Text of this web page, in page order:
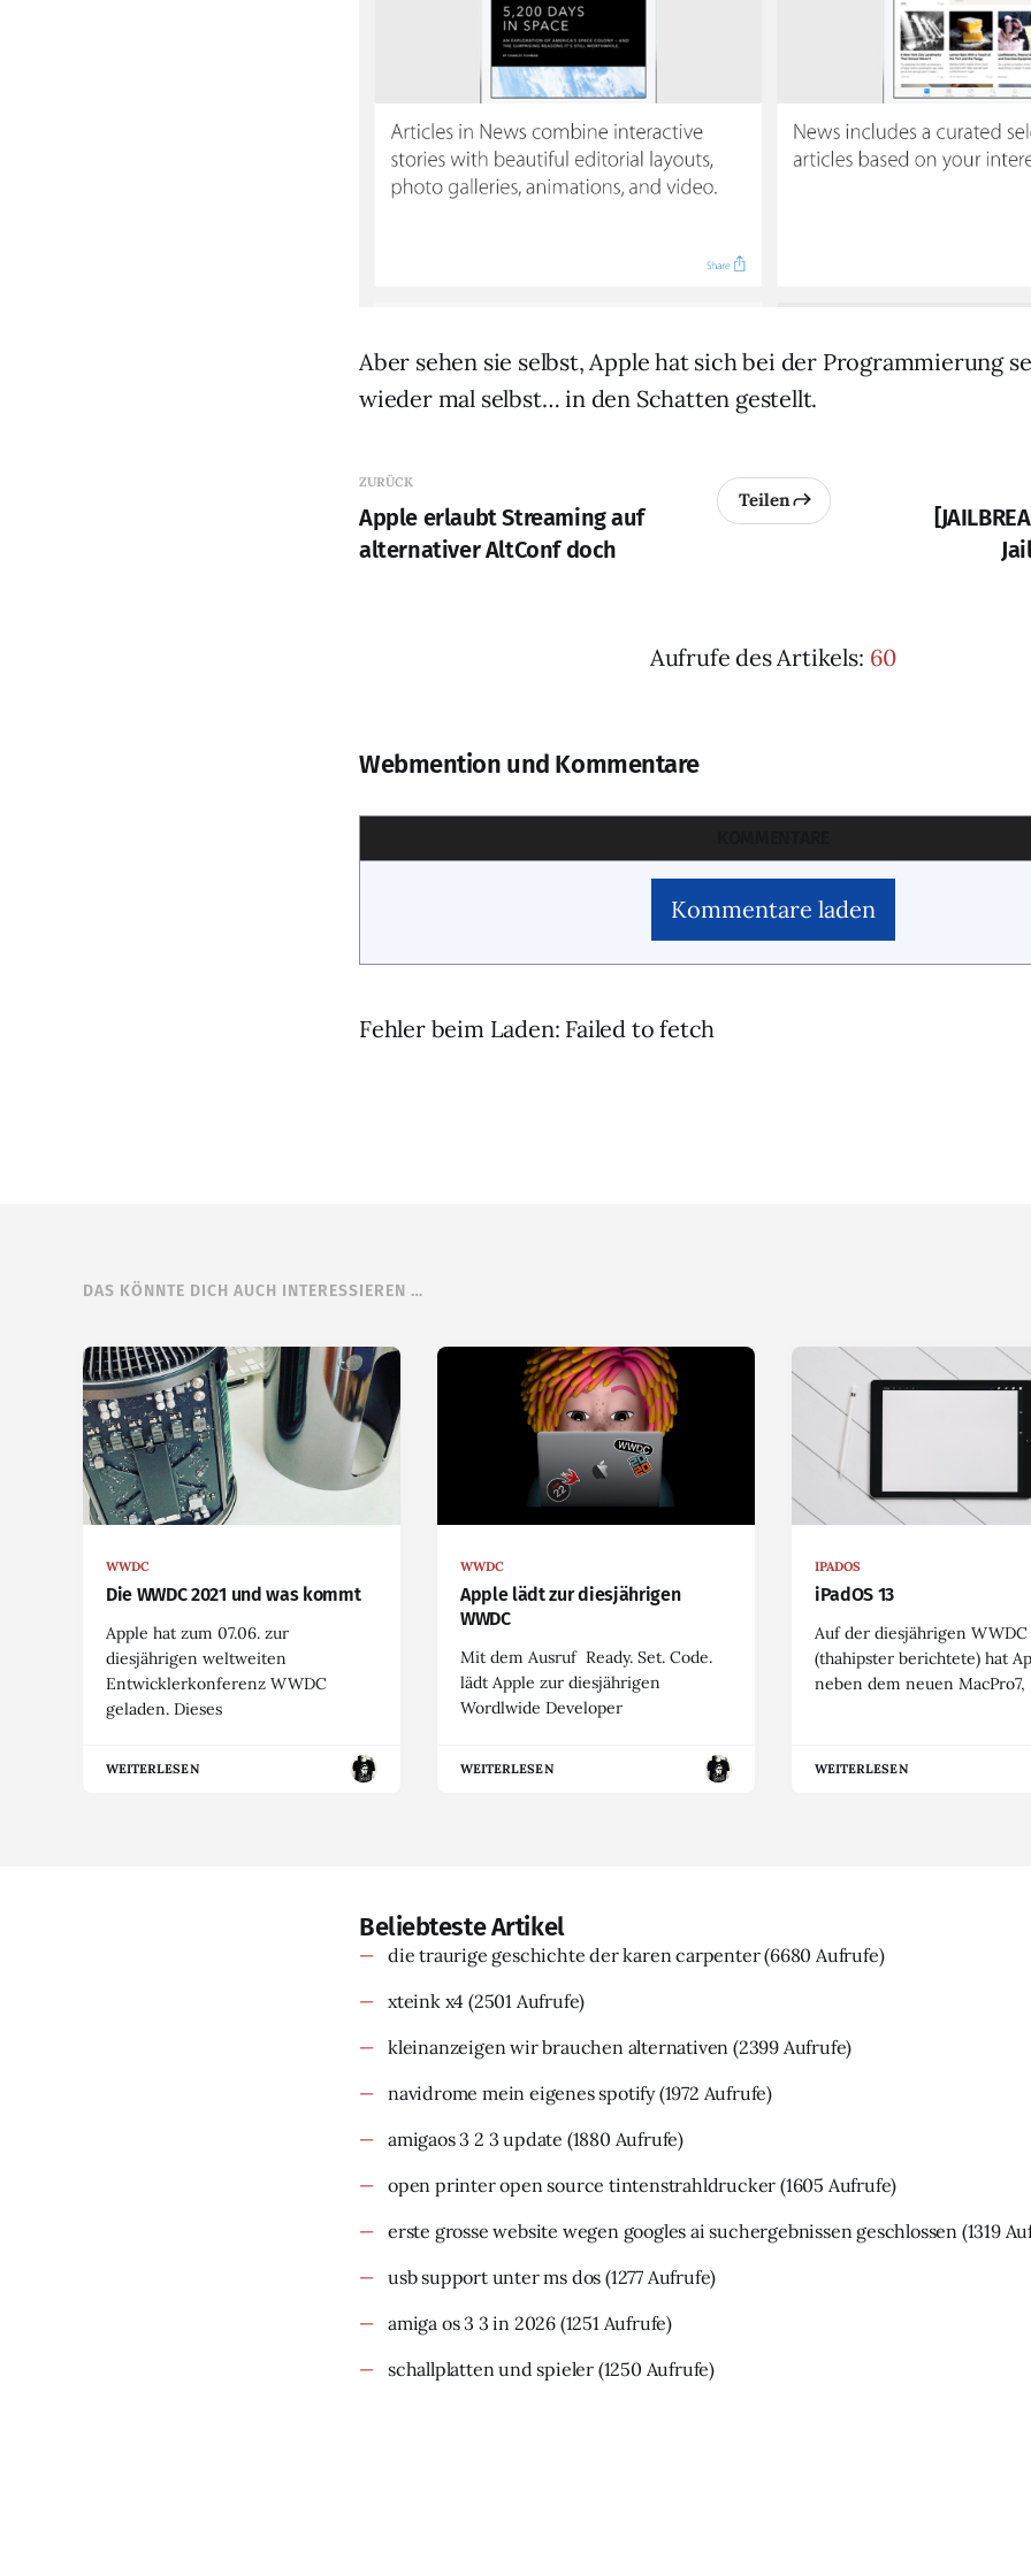
Aber sehen sie selbst, Apple hat sich bei der Programmierung
wieder mal selbst… in den Schatten gestellt.
ZURÜCK
Apple erlaubt Streaming auf
alternativer AltConf doch
Teilen
Aufrufe des Artikels: 60
Webmention und Kommentare
Kommentare laden
Fehler beim Laden: Failed to fetch
DAS KÖNNTE DICH AUCH INTERESSIEREN …
WWDC
Die WWDC 2021 und was kommt
Apple hat zum 07.06. zur
diesjährigen weltweiten
Entwicklerkonferenz WWDC
geladen. Dieses
WEITERLESEN
WWDC
Apple lädt zur diesjährigen
WWDC
Mit dem Ausruf Ready. Set. Code.
lädt Apple zur diesjährigen
Wordlwide Developer
WEITERLESEN
IPADOS
iPadOS 13
Auf der diesjährigen WWDC
(thahipster berichtete) hat
neben dem neuen MacPro7,
WEITERLESEN
Beliebteste Artikel
die traurige geschichte der karen carpenter(6680 Aufrufe)
xteink x4 (2501 Aufrufe)
kleinanzeigen wir brauchen alternativen (2399 Aufrufe)
navidrome mein eigenes spotify(1972 Aufrufe)
amigaos 3 2 3 update (1880 Aufrufe)
open printer open source tintenstrahldrucker (1605 Aufrufe)
erste grosse website wegen googles ai suchergebnissen geschlossen (1319
usb support unter ms dos (1277 Aufrufe)
amiga os 3 3 in 2026 (1251 Aufrufe)
schallplatten und spieler (1250 Aufrufe)